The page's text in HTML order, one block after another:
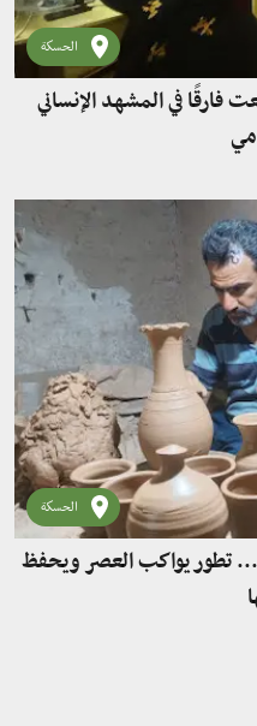
الحسكة
فارقًا في المشهد الإنساني
الحسكة
تطور يواكب العصر ويحفظ